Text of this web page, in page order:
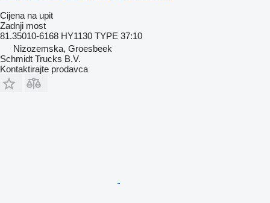
Cijena na upit
Zadnji most
81.35010-6168 HY1130 TYPE 37:10
Nizozemska, Groesbeek
Schmidt Trucks B.V.
Kontaktirajte prodavca